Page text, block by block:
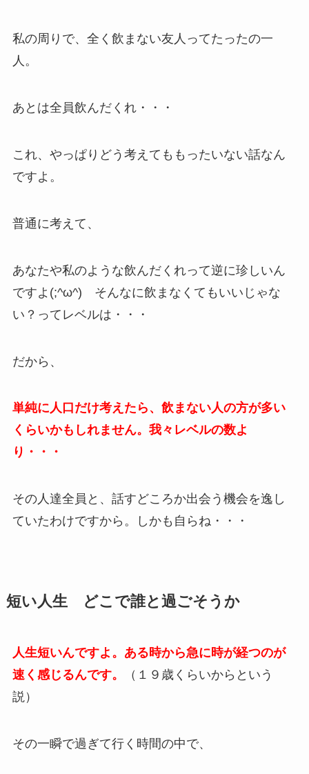
私の周りで、全く飲まない友人ってたったの一
人。
あとは全員飲んだくれ・・・
これ、やっぱりどう考えてももったいない話なん
ですよ。
普通に考えて、
あなたや私のような飲んだくれって逆に珍しいん
ですよ(;^ω^) そんなに飲まなくてもいいじゃな
い？ってレベルは・・・
だから、
単純に人口だけ考えたら、飲まない人の方が多い
くらいかもしれません。我々レベルの数よ
り・・・
その人達全員と、話すどころか出会う機会を逸し
ていたわけですから。しかも自らね・・・
短い人生 どこで誰と過ごそうか
人生短いんですよ。ある時から急に時が経つのが
速く感じるんです。
（１９歳くらいからという
説）
その一瞬で過ぎて行く時間の中で、